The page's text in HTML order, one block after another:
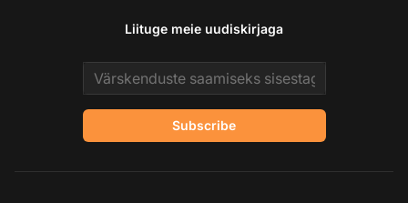
Liituge meie uudiskirjaga
Email address
Subscribe